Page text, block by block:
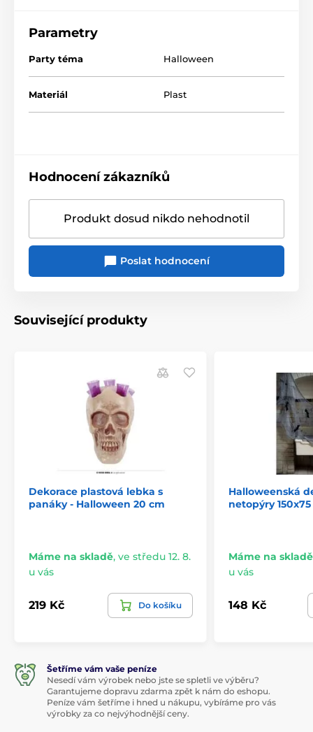
Parametry
Party téma Halloween
Materiál Plast
Hodnocení zákazníků
Produkt dosud nikdo nehodnotil
Poslat hodnocení
Související produkty
Dekorace plastová lebka s
panáky - Halloween 20 cm
Máme na skladě, ve středu 12. 8.
u vás
219 Kč Do košíku
Halloweenská
netopýry
Máme na skladě
u vás
148 Kč
Šetříme vám vaše peníze
Nesedí vám výrobek nebo jste se spletli ve výběru?
Garantujeme dopravu zdarma zpět k nám do eshopu.
Peníze vám šetříme i hned u nákupu, vybíráme pro vás
výrobky za co nejvýhodnější ceny.